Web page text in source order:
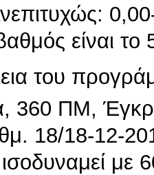
είναι το
του
360 ΠΜ,
18/18-12-
με